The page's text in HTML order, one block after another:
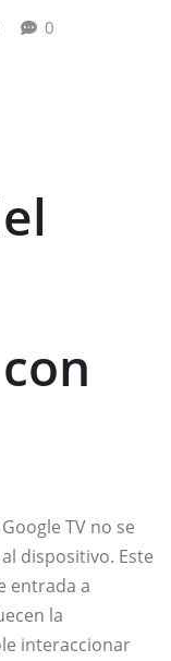
0
TV no se
dispositivo. Este
entrada a
la
interaccionar